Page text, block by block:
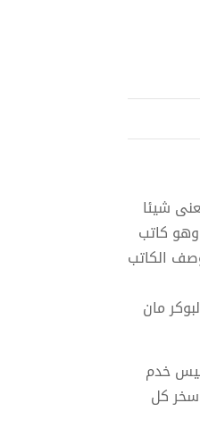
شيئا
وهو كاتب
الكاتب
مان
خدم
سخر كل